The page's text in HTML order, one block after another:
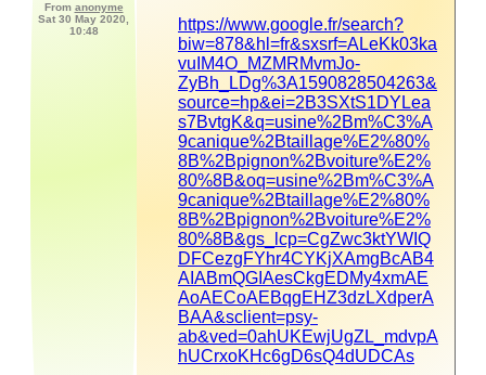
From anonyme
Sat 30 May 2020,
10:48
https://www.google.fr/search?
biw=878&hl=fr&sxsrf=ALeKk03ka
vuIM4O_MZMRMvmJo-
ZyBh_LDg%3A1590828504263&
source=hp&ei=2B3SXtS1DYLea
s7BvtgK&q=usine%2Bm%C3%A
9canique%2Btaillage%E2%80%
8B%2Bpignon%2Bvoiture%E2%
80%8B&oq=usine%2Bm%C3%A
9canique%2Btaillage%E2%80%
8B%2Bpignon%2Bvoiture%E2%
80%8B&gs_lcp=CgZwc3ktYWIQ
DFCezgFYhr4CYKjXAmgBcAB4
AIABmQGIAesCkgEDMy4xmAE
AoAECoAEBqgEHZ3dzLXdperA
BAA&sclient=psy-
ab&ved=0ahUKEwjUgZL_mdvpA
hUCrxoKHc6gD6sQ4dUDCAs